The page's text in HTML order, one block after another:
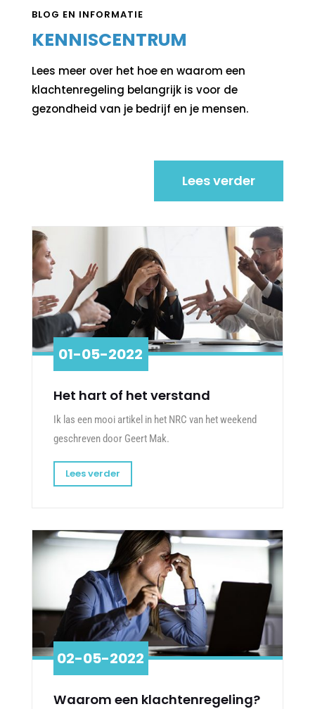
BLOG EN INFORMATIE
KENNISCENTRUM
Lees meer over het hoe en waarom een
klachtenregeling belangrijk is voor de
gezondheid van je bedrijf en je mensen.
Lees verder
01-05-2022
Het hart of het verstand
Ik las een mooi artikel in het NRC van het weekend
geschreven door Geert Mak.
Lees verder
02-05-2022
Waarom een klachtenregeling?